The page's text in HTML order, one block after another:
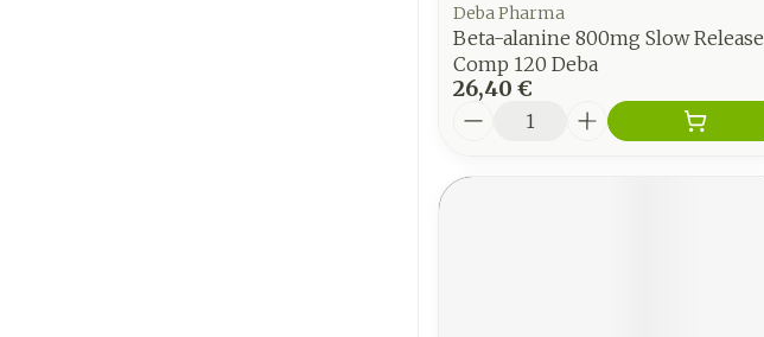
Deba Pharma
Beta-alanine 800mg Slow Release
Comp 120 Deba
26,40 €
Quantité